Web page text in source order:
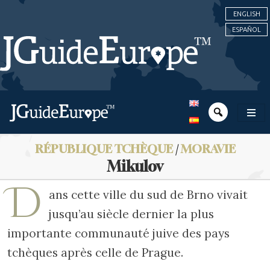
ENGLISH
ESPAÑOL
RÉPUBLIQUE TCHÈQUE/MORAVIE
Mikulov
D
ans cette ville du sud de Brno vivait
jusqu’au siècle dernier la plus
importante communauté juive des pays
tchèques après celle de Prague.